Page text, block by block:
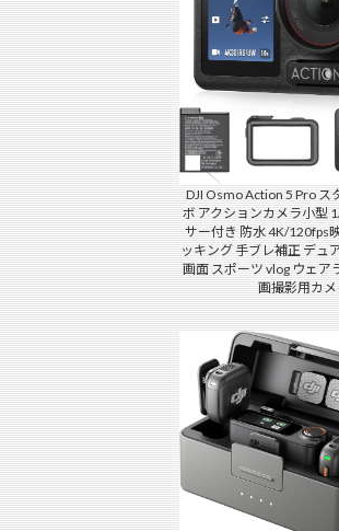
DJI Osmo Action 5 Pro ス
ボ アクションカメラ小型
サー付き 防水 4K/120fps
ッキング 手ブレ補正 デュ
画面 スポーツ vlog ウェア
画撮影用カ